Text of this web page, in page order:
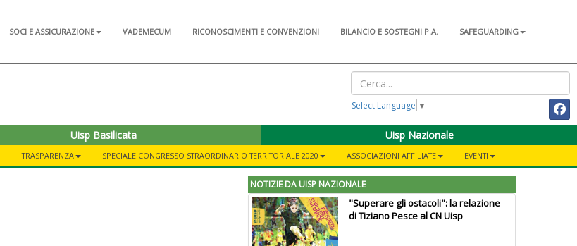
SOCI E ASSICURAZIONE VADEMECUM RICONOSCIMENTI E CONVENZIONI BILANCIO E SOSTEGNI P.A.
SAFEGUARDING
Select Language ▼
Uisp Basilicata Uisp Nazionale
TRASPARENZA SPECIALE CONGRESSO STRAORDINARIO TERRITORIALE 2020 ASSOCIAZIONI AFFILIATE EVENTI
NOTIZIE DA UISP NAZIONALE
"Superare gli ostacoli": la relazione
di Tiziano Pesce al CN Uisp